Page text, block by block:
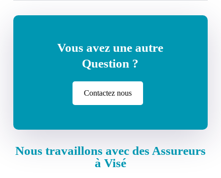
Vous avez une autre
Question ?
Contactez nous
Nous travaillons avec des Assureurs
à Visé